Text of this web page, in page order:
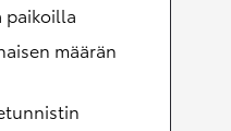
paikoilla
määrän